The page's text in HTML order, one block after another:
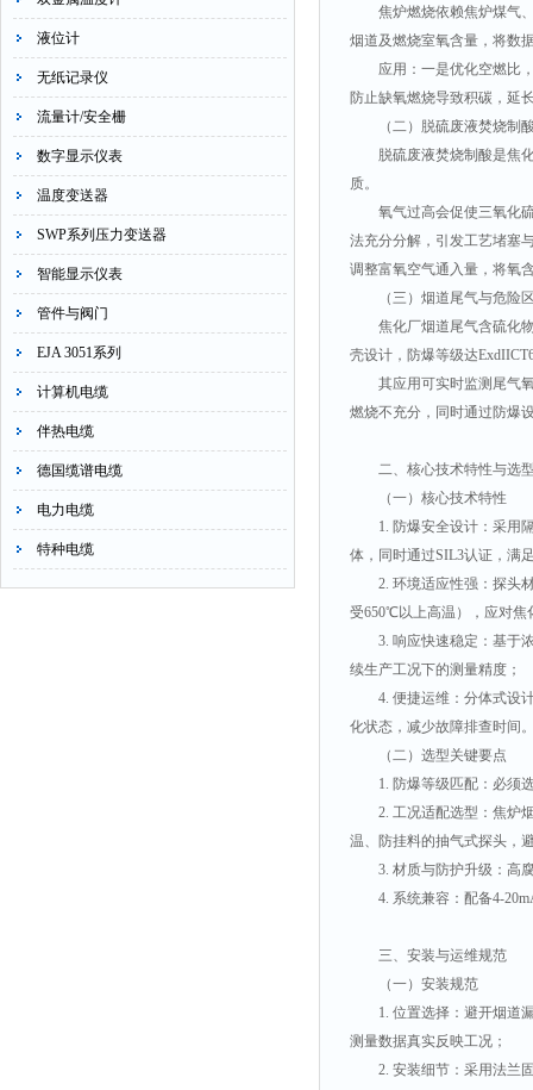
液位计
无纸记录仪
流量计/安全栅
数字显示仪表
温度变送器
SWP系列压力变送器
智能显示仪表
管件与阀门
EJA 3051系列
计算机电缆
伴热电缆
德国缆谱电缆
电力电缆
特种电缆
焦炉燃烧依赖焦炉煤气
烟道及燃烧室氧含量，将数
应用：一是优化空燃比
防止缺氧燃烧导致积碳，延
（二）脱硫废液焚烧制
脱硫废液焚烧制酸是焦
质。
氧气过高会促使三氧化
法充分分解，引发工艺堵塞
调整富氧空气通入量，将氧
（三）烟道尾气与危险
焦化厂烟道尾气含硫化
壳设计，防爆等级达
其应用可实时监测尾气
燃烧不充分，同时通过防爆
二、核心技术特性与选
（一）核心技术特性
1. 防爆安全设计：采用
体，同时通过SIL3认证，满
2. 环境适应性强：探头
受650℃以上高温），应对焦
3. 响应快速稳定：基于
续生产工况下的测量精度；
4. 便捷运维：分体式设
化状态，减少故障排查时间
（二）选型关键要点
1. 防爆等级匹配：必须
2. 工况适配选型：焦炉
温、防挂料的抽气式探头，
3. 材质与防护升级：高
4. 系统兼容：配备4-
三、安装与运维规范
（一）安装规范
1. 位置选择：避开烟道
测量数据真实反映工况；
2. 安装细节：采用法兰